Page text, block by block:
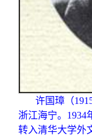
许国璋（
浙江海宁。1934
转入清华大学外